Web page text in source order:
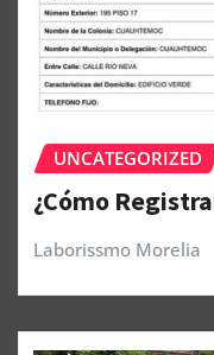
UNCATEGORIZED
¿Cómo
Laborissmo Morelia